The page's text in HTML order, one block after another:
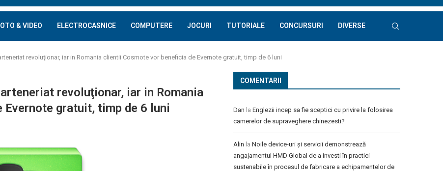
& VIDEO ELECTROCASNICE COMPUTERE JOCURI TUTORIALE CONCURSURI DIVERSE
revoluţionar, iar in Romania clientii Cosmote vor beneficia de Evernote gratuit, timp de 6 luni
revoluţionar, iar in Romania
gratuit, timp de 6 luni
COMENTARII
Dan la Englezii incep sa fie sceptici cu privire la folosirea
camerelor de supraveghere chinezesti?
Alin la Noile device-uri și servicii demonstrează
angajamentul HMD Global de a investi în practici
sustenabile în procesul de fabricare a echipamentelor de